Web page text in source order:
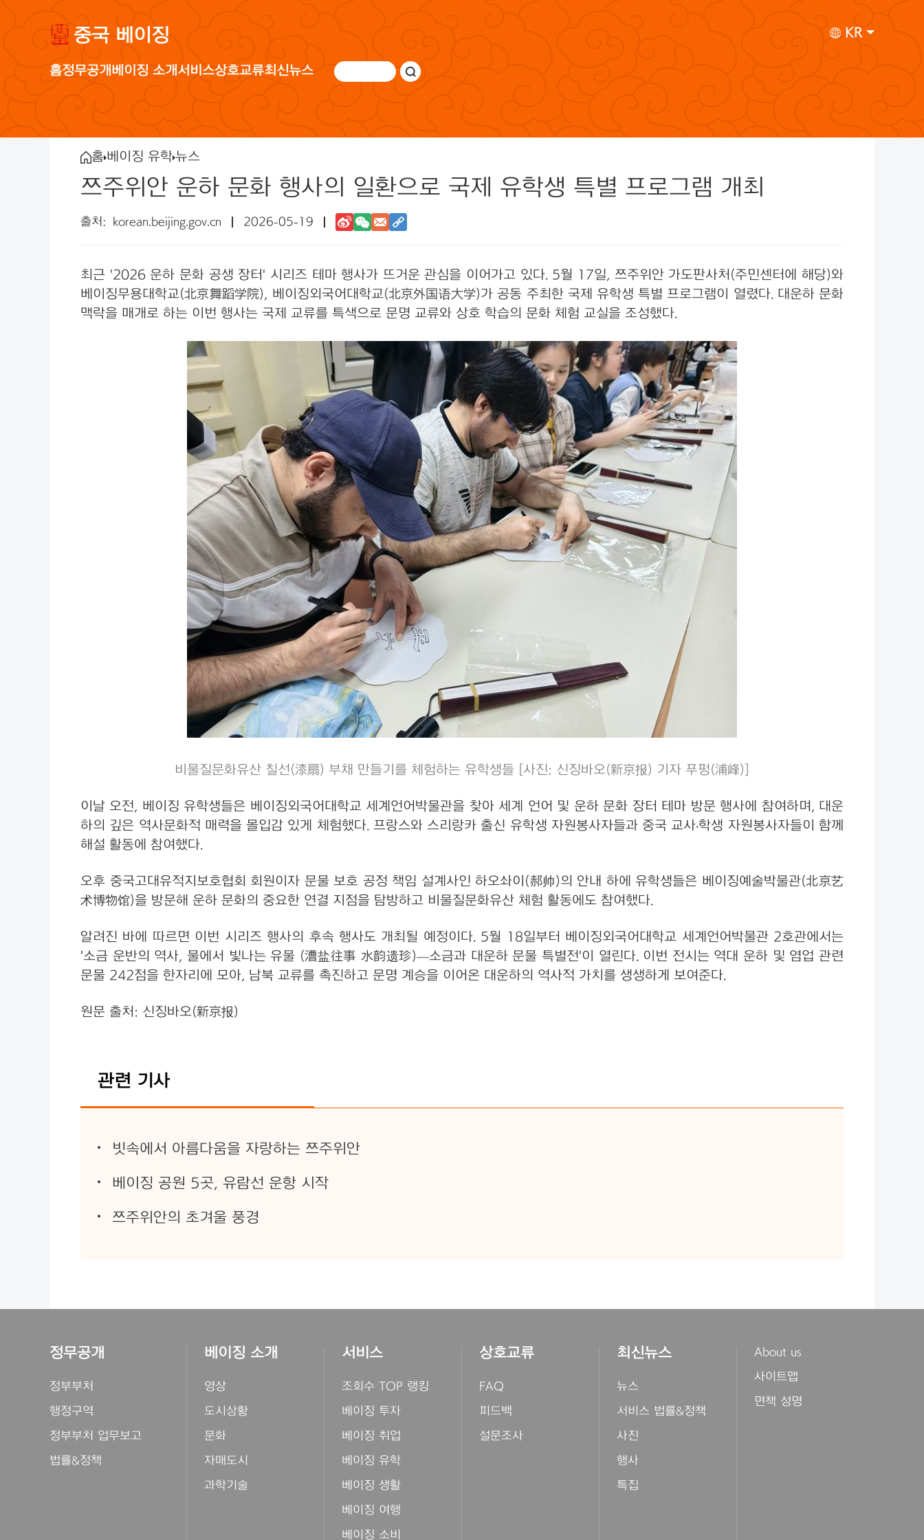
중국 베이징 KR
홈정무공개베이징 소개서비스상호교류최신뉴스
홈 베이징 유학 뉴스
쯔주위안 운하 문화 행사의 일환으로 국제 유학생 특별 프로그램 개최
korean.beijing.gov.cn 2026-05-19
최근 '2026 운하 문화 공생 장터' 시리즈 테마 행사가 뜨거운 관심을 이어가고 있다. 5월 17일, 쯔주위안 가도판사처(주민센터에 해당)와
베이징무용대학교(北京舞蹈学院), 베이징외국어대학교(北京外国语大学)가 공동 주최한 국제 유학생 특별 프로그램이 열렸다. 대운하 문화
맥락을 매개로 하는 이번 행사는 국제 교류를 특색으로 문명 교류와 상호 학습의 문화 체험 교실을 조성했다.
비물질문화유산 칠선(漆扇) 부채 만들기를 체험하는 유학생들 [사진: 신징바오(新京报) 기자 푸펑(浦峰)]
이날 오전, 베이징 유학생들은 베이징외국어대학교 세계언어박물관을 찾아 세계 언어 및 운하 문화 장터 테마 방문 행사에 참여하며, 대운
하의 깊은 역사문화적 매력을 몰입감 있게 체험했다. 프랑스와 스리랑카 출신 유학생 자원봉사자들과 중국 교사·학생 자원봉사자들이 함께
해설 활동에 참여했다.
오후 중국고대유적지보호협회 회원이자 문물 보호 공정 책임 설계사인 하오솨이(郝帅)의 안내 하에 유학생들은 베이징예술박물관(北京艺
术博物馆)을 방문해 운하 문화의 중요한 연결 지점을 탐방하고 비물질문화유산 체험 활동에도 참여했다.
알려진 바에 따르면 이번 시리즈 행사의 후속 행사도 개최될 예정이다. 5월 18일부터 베이징외국어대학교 세계언어박물관 2호관에서는
'소금 운반의 역사, 물에서 빛나는 유물 (漕盐往事 水韵遗珍)—소금과 대운하 문물 특별전'이 열린다. 이번 전시는 역대 운하 및 염업 관련
문물 242점을 한자리에 모아, 남북 교류를 촉진하고 문명 계승을 이어온 대운하의 역사적 가치를 생생하게 보여준다.
원문 출처: 신징바오(新京报)
관련 기사
빗속에서 아름다움을 자랑하는 쯔주위안
베이징 공원 5곳, 유람선 운항 시작
쯔주위안의 초겨울 풍경
정무공개
정부부처
행정구역
정부부처 업무보고
법률&정책
베이징 소개
영상
도시상황
문화
자매도시
과학기술
서비스
조회수 TOP 랭킹
베이징 투자
베이징 취업
베이징 유학
베이징 생활
베이징 여행
베이징 소비
상호교류
FAQ
피드백
설문조사
최신뉴스
뉴스
서비스 법률&정책
사진
행사
특집
About us
사이트맵
면책 성명